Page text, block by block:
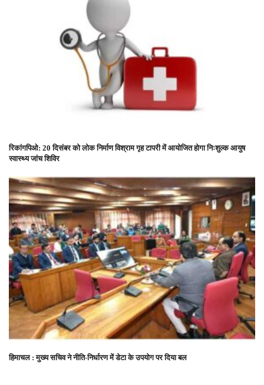
रिकांगपिओ: 20 दिसंबर को लोक निर्माण विश्राम गृह टापरी में आयोजित होगा निःशुल्क आयुष
स्वास्थ्य जांच शिविर
हिमाचल : मुख्य सचिव ने नीति-निर्धारण में डेटा के उपयोग पर दिया बल